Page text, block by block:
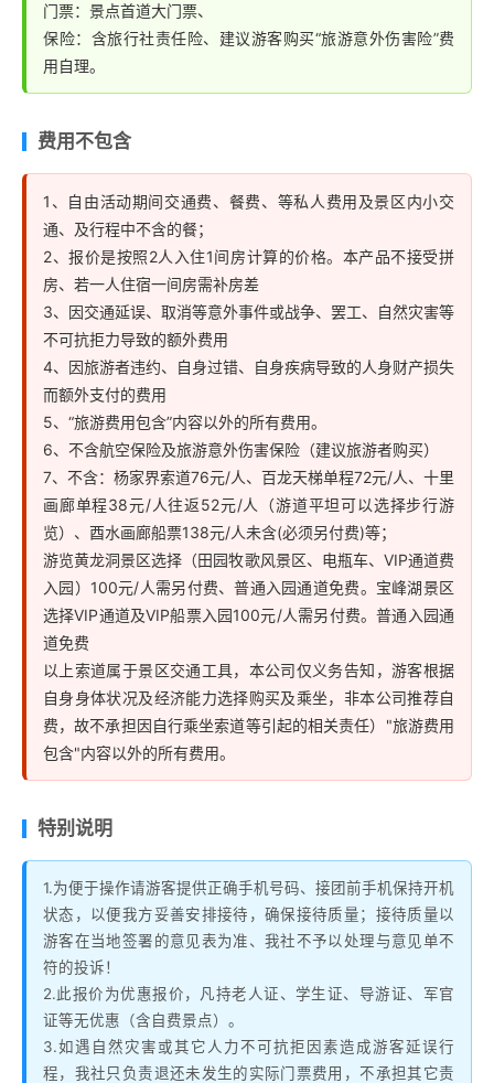
门票：景点首道大门票、
保险：含旅行社责任险、建议游客购买“旅游意外伤害险”费
用自理。
费用不包含
1、自由活动期间交通费、餐费、等私人费用及景区内小交
通、及行程中不含的餐；
2、报价是按照2人入住1间房计算的价格。本产品不接受拼
房、若一人住宿一间房需补房差
3、因交通延误、取消等意外事件或战争、罢工、自然灾害等
不可抗拒力导致的额外费用
4、因旅游者违约、自身过错、自身疾病导致的人身财产损失
而额外支付的费用
5、“旅游费用包含”内容以外的所有费用。
6、不含航空保险及旅游意外伤害保险（建议旅游者购买）
7、不含：杨家界索道76元/人、百龙天梯单程72元/人、十里
画廊单程38元/人往返52元/人（游道平坦可以选择步行游
览）、酉水画廊船票138元/人未含(必须另付费)等；
游览黄龙洞景区选择（田园牧歌风景区、电瓶车、VIP通道费
入园）100元/人需另付费、普通入园通道免费。宝峰湖景区
选择VIP通道及VIP船票入园100元/人需另付费。普通入园通
道免费
以上索道属于景区交通工具，本公司仅义务告知，游客根据
自身身体状况及经济能力选择购买及乘坐，非本公司推荐自
费，故不承担因自行乘坐索道等引起的相关责任）"旅游费用
包含"内容以外的所有费用。
特别说明
1.为便于操作请游客提供正确手机号码、接团前手机保持开机
状态，以便我方妥善安排接待，确保接待质量；接待质量以
游客在当地签署的意见表为准、我社不予以处理与意见单不
符的投诉！
2.此报价为优惠报价，凡持老人证、学生证、导游证、军官
证等无优惠（含自费景点）。
3.如遇自然灾害或其它人力不可抗拒因素造成游客延误行
程，我社只负责退还未发生的实际门票费用，不承担其它责